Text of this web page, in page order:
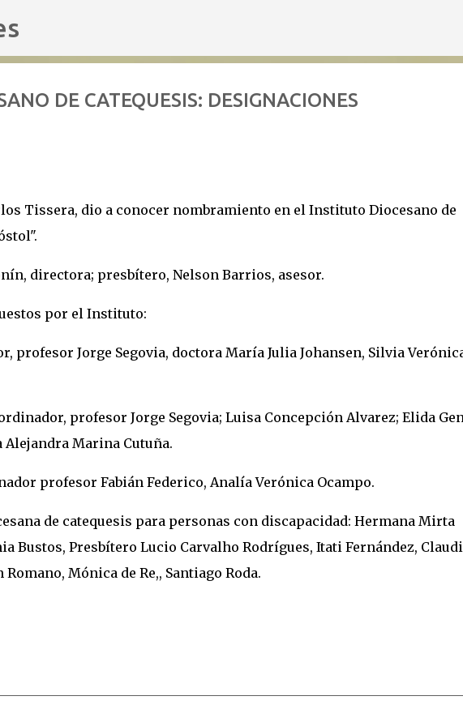
DE CATEQUESIS: DESIGNACIONES
Tissera, dio a conocer nombramiento en el Instituto Diocesano de
directora; presbítero, Nelson Barrios, asesor.
por el Instituto:
profesor Jorge Segovia, doctora María Julia Johansen, Silvia
profesor Jorge Segovia; Luisa Concepción Alvarez; Elida
Alejandra Marina Cutuña.
profesor Fabián Federico, Analía Verónica Ocampo.
de catequesis para personas con discapacidad: Hermana Mirta
Bustos, Presbítero Lucio Carvalho Rodrígues, Itati Fernández,
Mónica de Re,, Santiago Roda.